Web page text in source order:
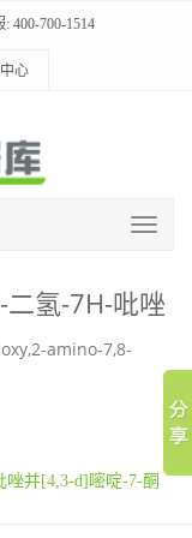
: 400-700-1514
心
氢-7H-吡唑
amino-7,8-
唑并[4,3-d]嘧啶-7-酮